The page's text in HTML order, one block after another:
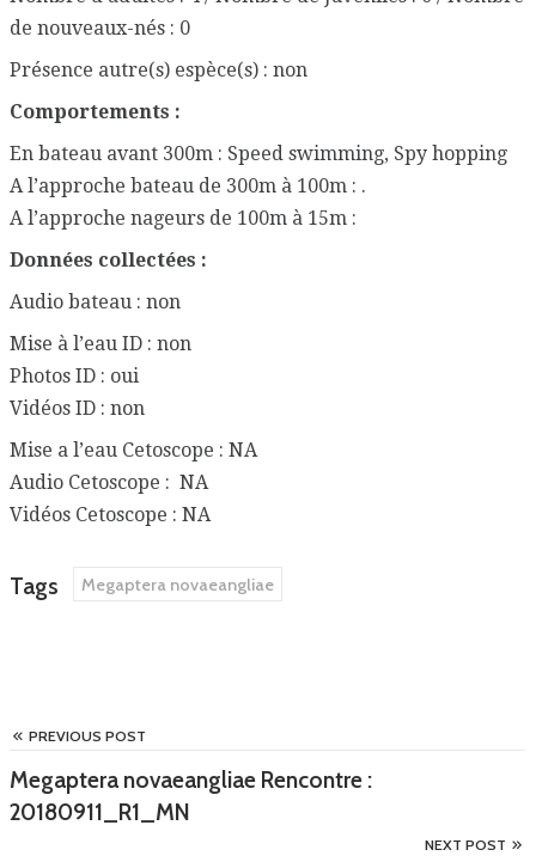
de nouveaux-nés : 0
Présence autre(s) espèce(s) : non
Comportements :
En bateau avant 300m : Speed swimming, Spy hopping
A l’approche bateau de 300m à 100m : .
A l’approche nageurs de 100m à 15m :
Données collectées :
Audio bateau : non
Mise à l’eau ID : non
Photos ID : oui
Vidéos ID : non
Mise a l’eau Cetoscope : NA
Audio Cetoscope : NA
Vidéos Cetoscope : NA
Tags Megaptera novaeangliae
PREVIOUS POST
Megaptera novaeangliae Rencontre :
20180911_R1_MN
NEXT POST